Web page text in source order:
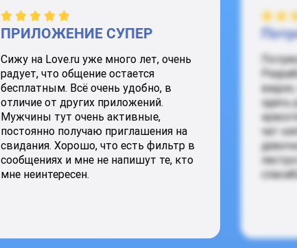
ПРИЛОЖЕНИЕ СУПЕР
Сижу на Love.ru уже много лет, очень
радует, что общение остается
бесплатным. Всё очень удобно, в
отличие от других приложений.
Мужчины тут очень активные,
постоянно получаю приглашения на
свидания. Хорошо, что есть фильтр в
сообщениях и мне не напишут те, кто
мне неинтересен.
здесь
чат